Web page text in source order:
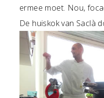
ermee moet. Nou,
De huiskok van Saclà